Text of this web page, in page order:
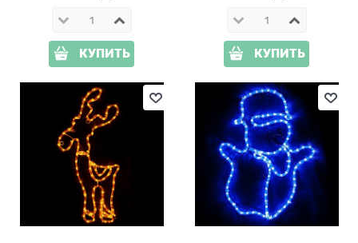
КУПИТЬ КУПИТЬ